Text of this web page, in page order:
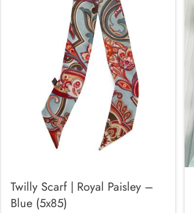
Twilly Scarf | Royal Paisley –
Blue (5x85)